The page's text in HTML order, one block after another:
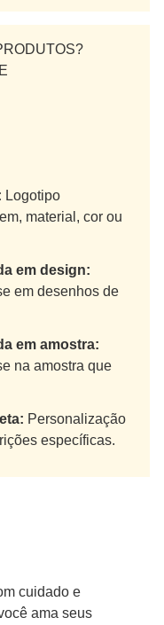
Logotipo
material, cor ou
em design:
em desenhos de
em amostra:
na amostra que
Personalização
específicas.
cuidado e
ama seus